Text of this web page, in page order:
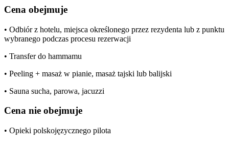
Cena obejmuje
• Odbiór z hotelu, miejsca określonego przez rezydenta lub z punktu
wybranego podczas procesu rezerwacji
• Transfer do hammamu
• Peeling + masaż w pianie, masaż tajski lub balijski
• Sauna sucha, parowa, jacuzzi
Cena nie obejmuje
• Opieki polskojęzycznego pilota